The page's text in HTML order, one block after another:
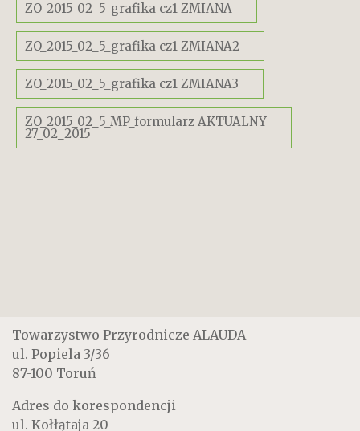
ZO_2015_02_5_grafika cz1 ZMIANA
ZO_2015_02_5_grafika cz1 ZMIANA2
ZO_2015_02_5_grafika cz1 ZMIANA3
ZO_2015_02_5_MP_formularz AKTUALNY
27_02_2015
Towarzystwo Przyrodnicze ALAUDA
ul. Popiela 3/36
87-100 Toruń
Adres do korespondencji
ul. Kołłątaja 20